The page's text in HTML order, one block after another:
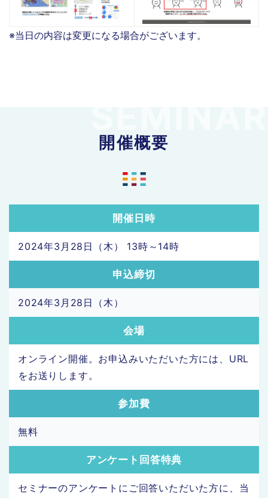
※当日の内容は変更になる場合がございます。
開催概要
開催日時
2024年3月28日（木） 13時～14時
申込締切
2024年3月28日（木）
会場
オンライン開催。お申込みいただいた方には、URL
をお送りします。
参加費
無料
アンケート回答特典
セミナーのアンケートにご回答いただいた方に、当